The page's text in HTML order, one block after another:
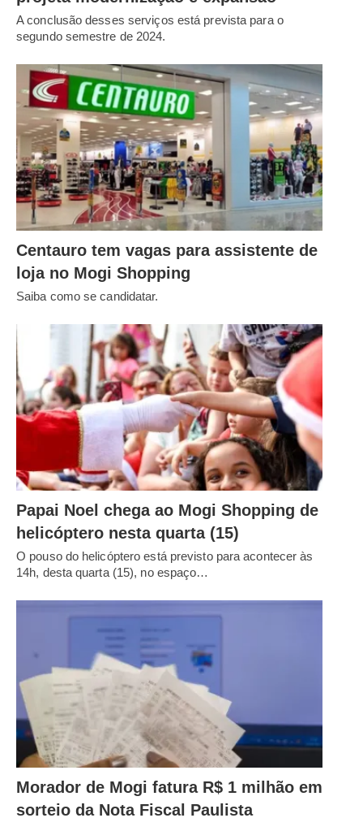
A conclusão desses serviços está prevista para o
segundo semestre de 2024.
Centauro tem vagas para assistente de
loja no Mogi Shopping
Saiba como se candidatar.
Papai Noel chega ao Mogi Shopping de
helicóptero nesta quarta (15)
O pouso do helicóptero está previsto para acontecer às
14h, desta quarta (15), no espaço…
Morador de Mogi fatura R$ 1 milhão em
sorteio da Nota Fiscal Paulista